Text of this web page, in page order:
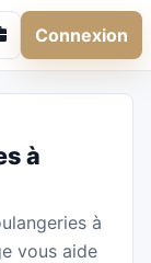
Connexion
à
à
vous aide